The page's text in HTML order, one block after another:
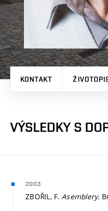
KONTAKT
VÝSLEDKY S
2003
ZBOŘIL, F.Asemblery.